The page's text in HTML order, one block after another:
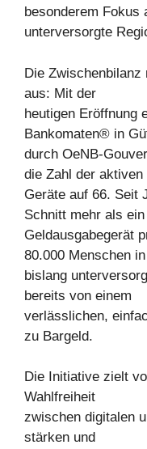
besonderem Fokus
unterversorgte
Die
aus: Mit der
heutigen Eröffnung
Bankomaten® in
durch OeNB-
die Zahl der aktiven
Geräte auf 66. Seit
Schnitt mehr als ein
Geldausgabegerät
80.000 Menschen in
bislang
bereits von einem
verlässlichen,
zu Bargeld.
Die Initiative zielt
Wahlfreiheit
zwischen digitalen
stärken und